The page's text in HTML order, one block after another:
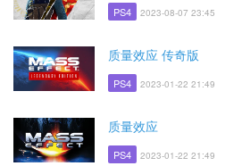
PS4 2023-08-07 23:45
质量效应 传奇版
PS4 2023-01-22 21:49
质量效应
PS4 2023-01-22 21:49